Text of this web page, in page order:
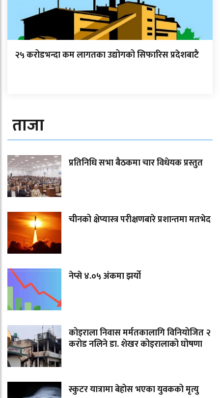
२५ करोडभन्दा कम लागतका उद्योगको सिफारिस प्रदेशबाटै
ताजा
प्रतिनिधि सभा बैठकमा चार विधेयक प्रस्तुत
चीनको क्षेप्यास्त्र परीक्षणबारे प्रशान्तमा मतभेद
नेप्से ४.०५ अंकमा झर्यो
कोइराला निवास मर्मतकालागि विनियोजित २
करोड नलिने डा. शेखर कोइरालाको घोषणा
स्कुटर यात्रामा बेहोस भएका युवकको मृत्यु